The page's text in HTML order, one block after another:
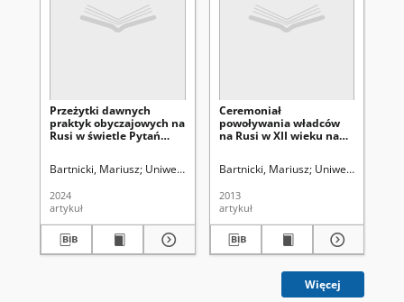
Przeżytki dawnych
praktyk obyczajowych na
Rusi w świetle Pytań
Bartnicki, Mariusz Uniwersytet Marii Curie-Skłodowskiej (Lublin).
2024
artykuł
Ceremoniał
powoływania władców
na Rusi w XII wieku na
Światosławowicza i
Mścisławowicza w 1146
roku
Bartnicki, Mariusz Uniwersytet
2013
artykuł
Więcej